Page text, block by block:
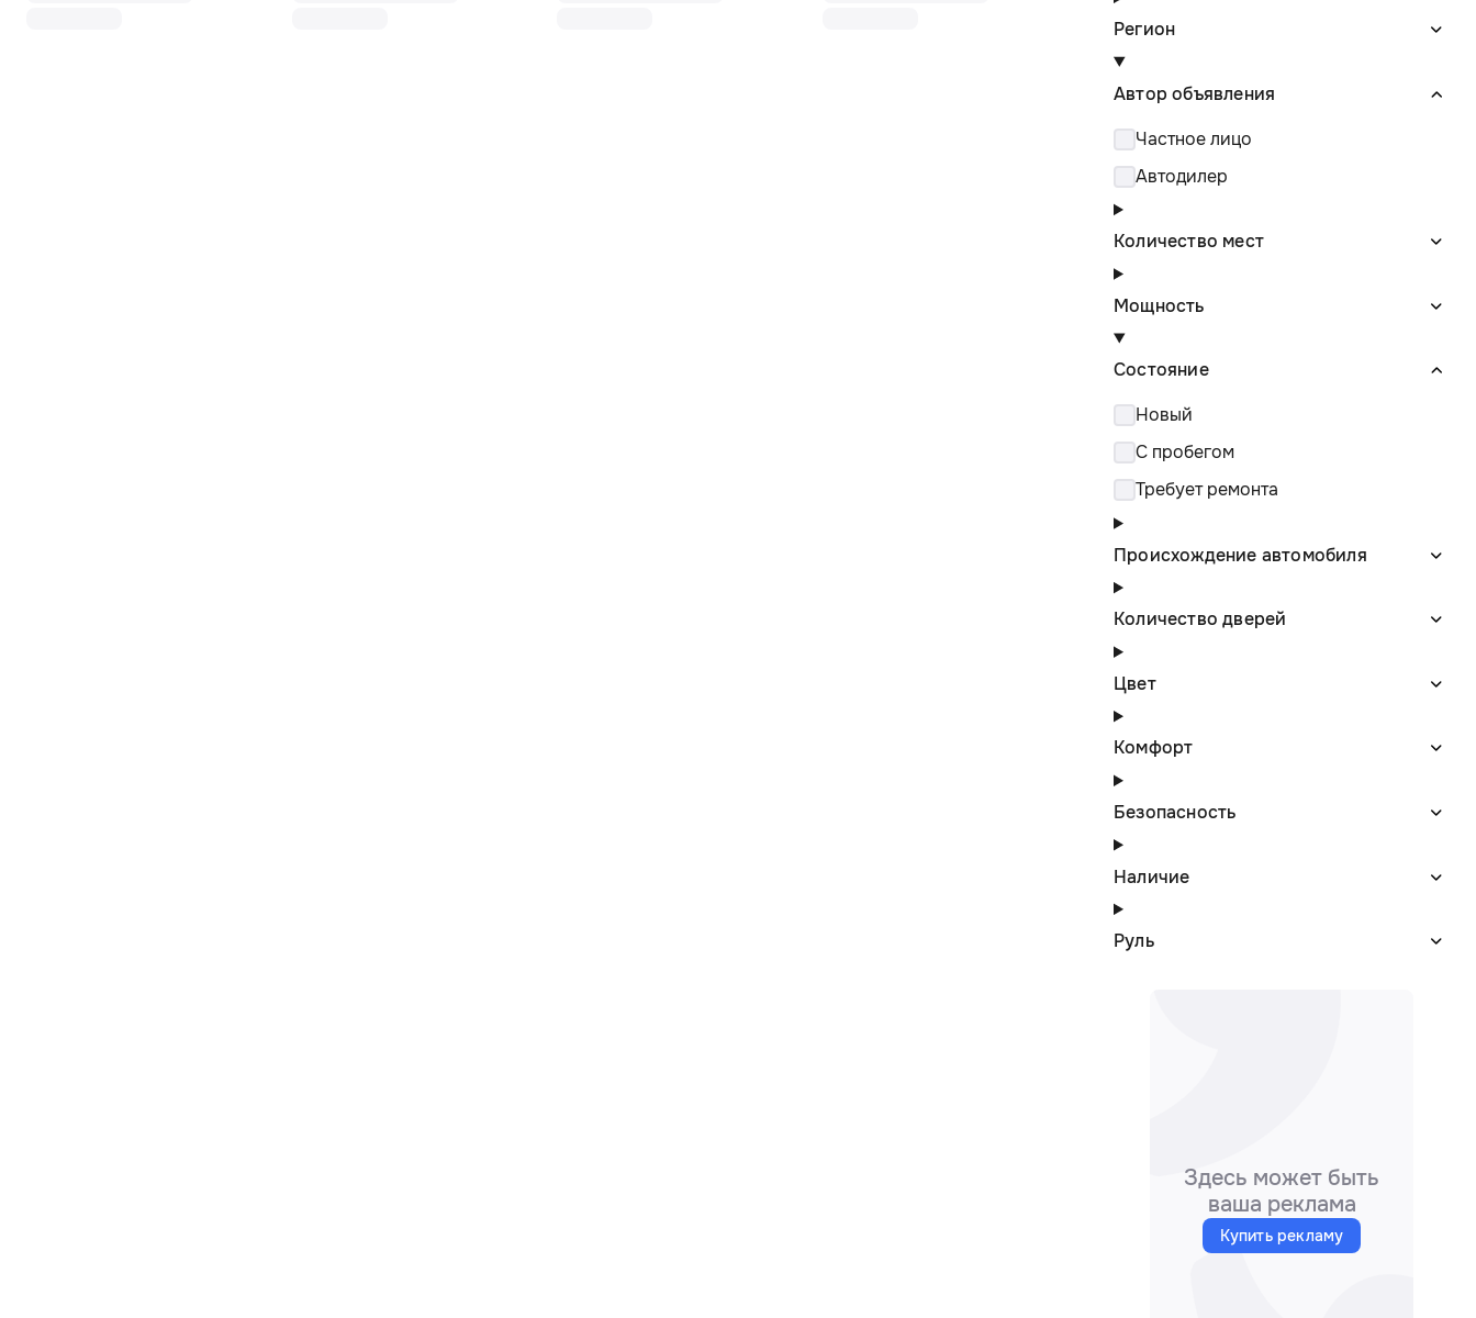
Регион
Автор объявления
Частное лицо
Автодилер
Количество мест
Мощность
Состояние
Новый
С пробегом
Требует ремонта
Происхождение автомобиля
Количество дверей
Цвет
Комфорт
Безопасность
Наличие
Руль
Здесь может быть
ваша реклама
Купить рекламу